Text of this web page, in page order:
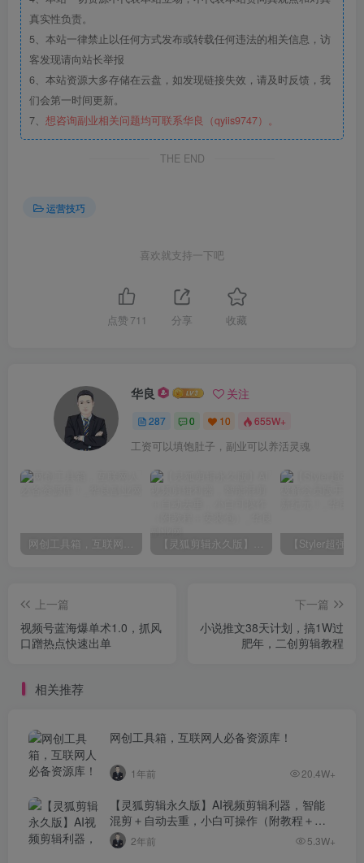
真实性负责。
5、本站一律禁止以任何方式发布或转载任何违法的相关信息，访
客发现请向站长举报
6、本站资源大多存储在云盘，如发现链接失效，请及时反馈，我
们会第一时间更新。
7、 想咨询副业相关问题均可联系华良（qyiis9747）。
THE END
运营技巧
喜欢就支持一下吧
点赞 711 分享 收藏
华良 关注
287 0 10 655W+
工资可以填饱肚子，副业可以养活灵魂
网创工具箱，互联网人必备资源库！ 【灵狐剪辑永久版】AI视频剪辑利器，智能混剪＋自动去重，小白可操作（附教程＋安装包）
上一篇
视频号蓝海爆单术1.0，抓风
口蹭热点快速出单
下一篇
小说推文38天计划，搞1W过
肥年，二创剪辑教程
相关推荐
网创工具箱，互联网人必备资源库！
1年前 20.4W+
【灵狐剪辑永久版】AI视频剪辑利器，智能
混剪＋自动去重，小白可操作（附教程＋安
装包）2年前 5.3W+